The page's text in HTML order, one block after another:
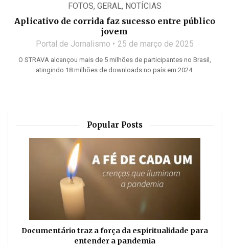
FOTOS, GERAL, NOTÍCIAS
Aplicativo de corrida faz sucesso entre público
jovem
Portal de Jornalismo 25 de março de 2025
O STRAVA alcançou mais de 5 milhões de participantes no Brasil,
atingindo 18 milhões de downloads no país em 2024.
Popular Posts
Documentário traz a força da espiritualidade para
entender a pandemia